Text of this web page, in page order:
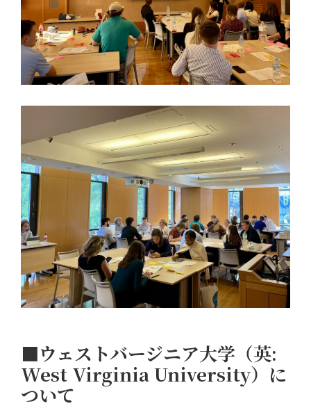
■ウェストバージニア大学（英:
West Virginia University）に
ついて